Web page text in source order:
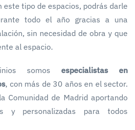
este tipo de espacios, podrás darle
todo el año gracias a una
sin necesidad de obra y que
al espacio.
somos especialistas en
, con más de 30 años en el sector.
Comunidad de Madrid aportando
y personalizadas para todos